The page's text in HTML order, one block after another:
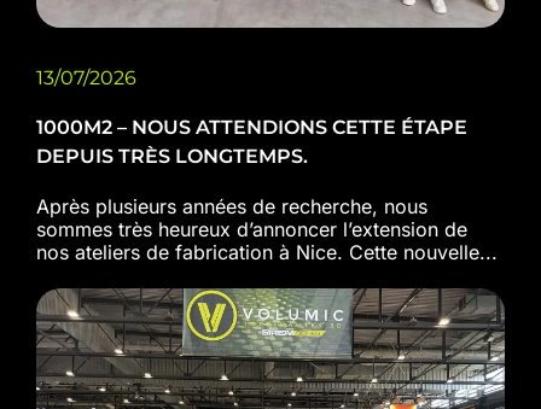
13/07/2026
1000M2 – NOUS ATTENDIONS CETTE ÉTAPE
DEPUIS TRÈS LONGTEMPS.
Après plusieurs années de recherche, nous
sommes très heureux d’annoncer l’extension de
nos ateliers de fabrication à Nice. Cette nouvelle...